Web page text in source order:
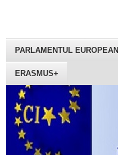
PARLAMENTUL EUROPEAN
ERASMUS+